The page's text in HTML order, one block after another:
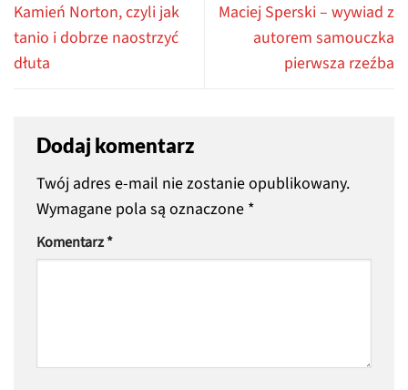
Kamień Norton, czyli jak
tanio i dobrze naostrzyć
dłuta
Maciej Sperski – wywiad z
autorem samouczka
pierwsza rzeźba
Dodaj komentarz
Twój adres e-mail nie zostanie opublikowany.
Wymagane pola są oznaczone *
Komentarz*